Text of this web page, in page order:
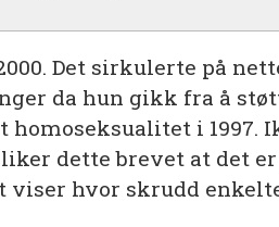
Det sirkulerte på
da hun gikk fra å
i 1997.
dette brevet at det
viser hvor skrudd